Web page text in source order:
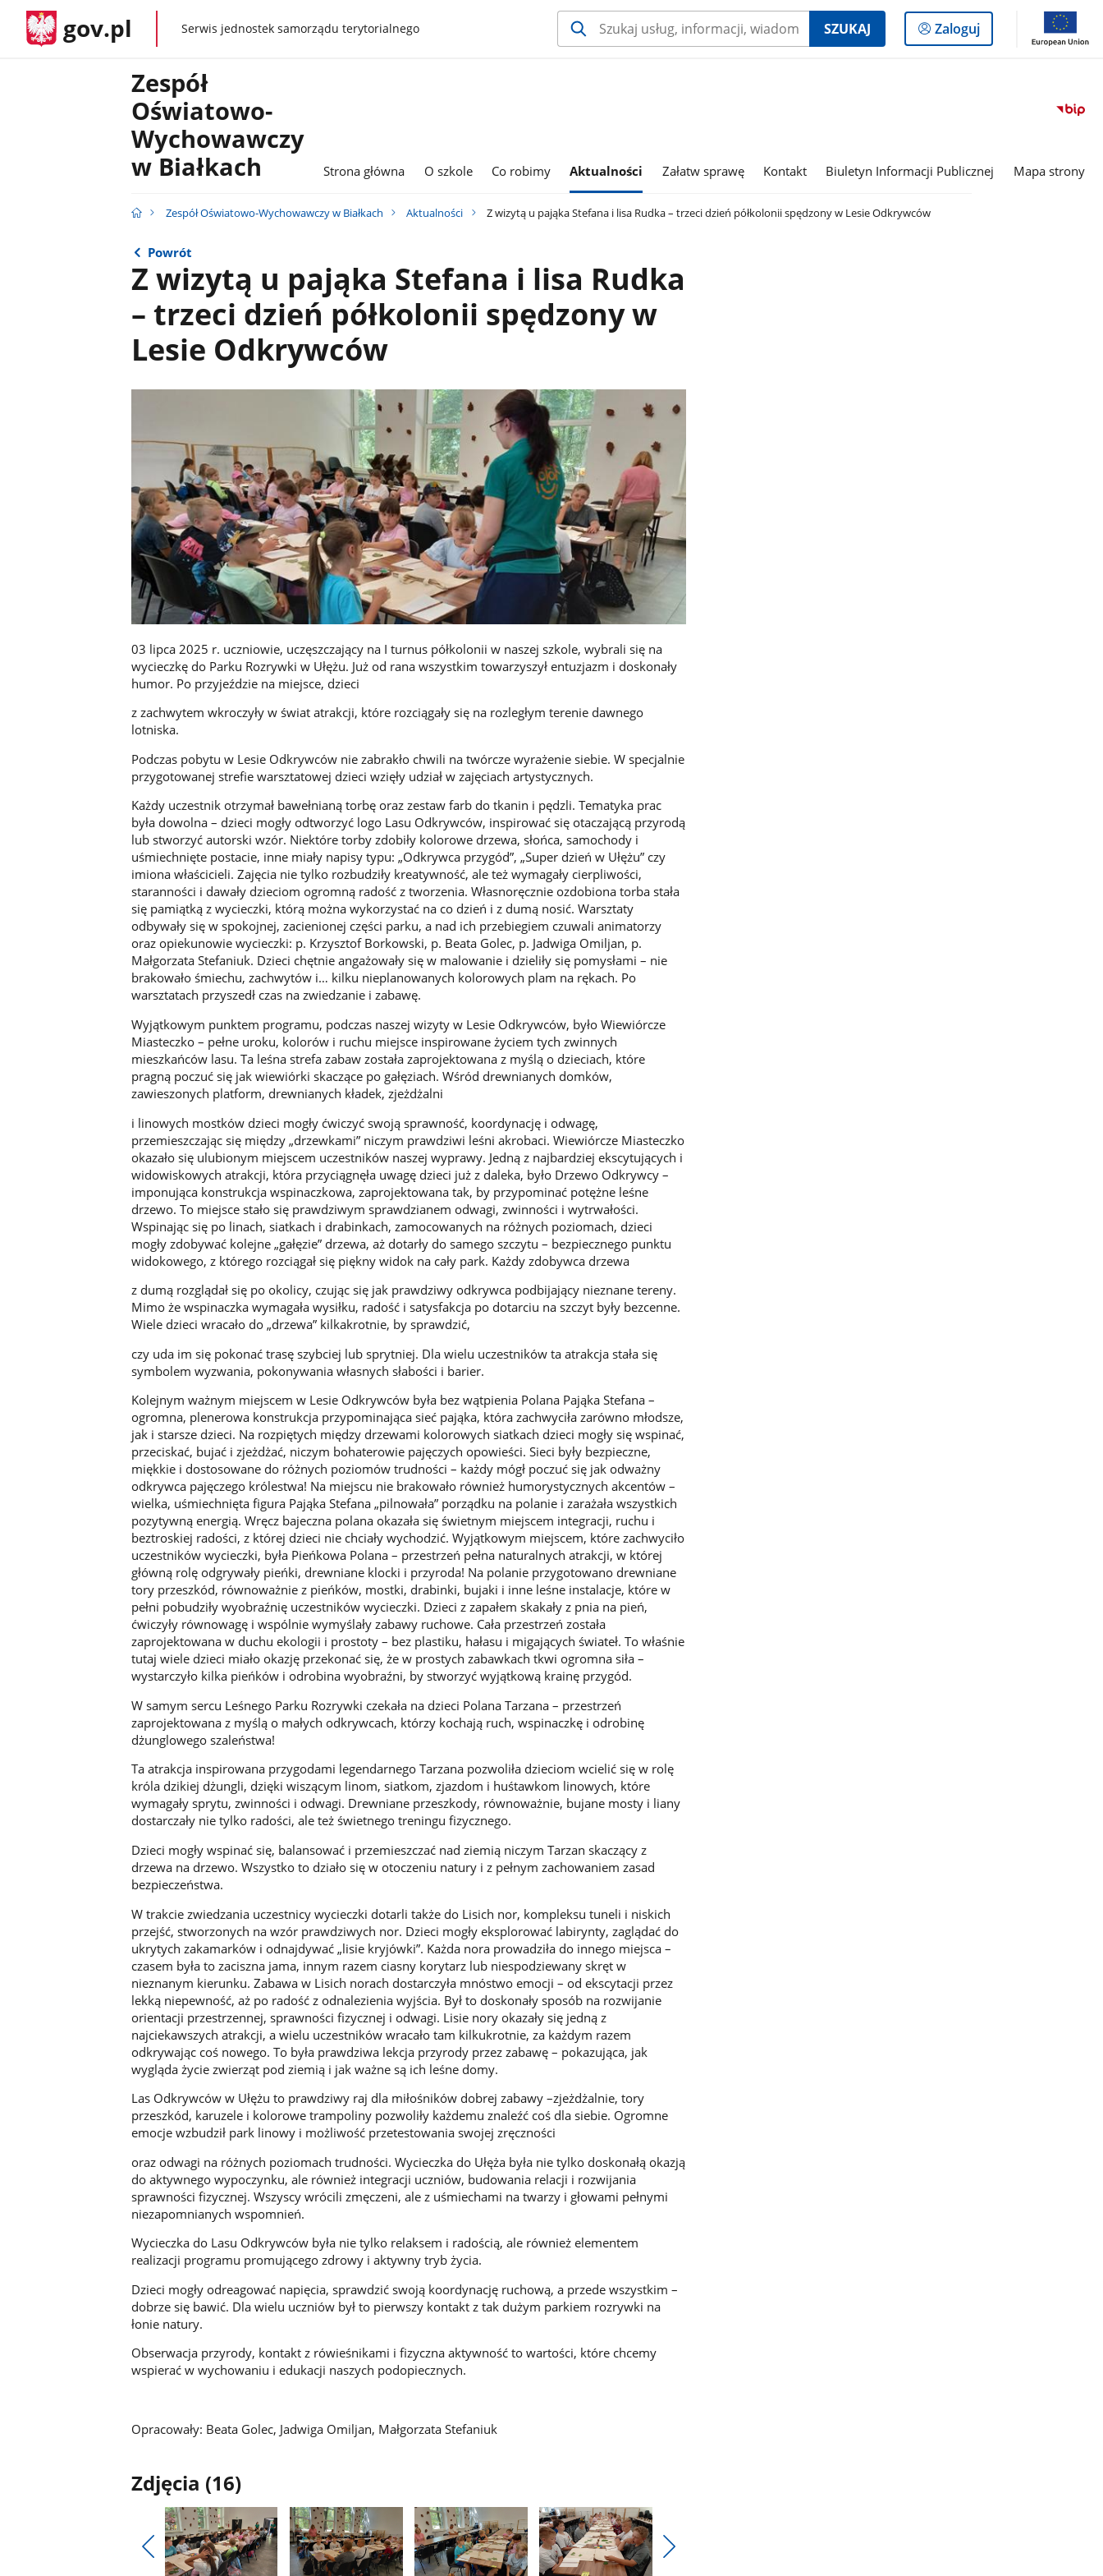
gov.pl gov.plSerwis jednostek samorządu terytorialnego SZUKAJ
Logowanie
do
Zaloguj
Przejdź
Zespół
Oświatowo-
Wychowawczy
w Białkach
Strona główna O szkole Co robimy Aktualności Załatw sprawę Kontakt Biuletyn Informacji Publicznej Mapa strony
Zespół Oświatowo-Wychowawczy w Białkach Aktualności Z wizytą u pająka Stefana i lisa Rudka – trzeci dzień półkolonii spędzony w Lesie Odkrywców
Powrót
Z wizytą u pająka Stefana i lisa Rudka
– trzeci dzień półkolonii spędzony w
Lesie Odkrywców
03 lipca 2025 r. uczniowie, uczęszczający na I turnus półkolonii w naszej szkole, wybrali się na
wycieczkę do Parku Rozrywki w Ułężu. Już od rana wszystkim towarzyszył entuzjazm i doskonały
humor. Po przyjeździe na miejsce, dzieci
z zachwytem wkroczyły w świat atrakcji, które rozciągały się na rozległym terenie dawnego
lotniska.
Podczas pobytu w Lesie Odkrywców nie zabrakło chwili na twórcze wyrażenie siebie. W specjalnie
przygotowanej strefie warsztatowej dzieci wzięły udział w zajęciach artystycznych.
Każdy uczestnik otrzymał bawełnianą torbę oraz zestaw farb do tkanin i pędzli. Tematyka prac
była dowolna – dzieci mogły odtworzyć logo Lasu Odkrywców, inspirować się otaczającą przyrodą
lub stworzyć autorski wzór. Niektóre torby zdobiły kolorowe drzewa, słońca, samochody i
uśmiechnięte postacie, inne miały napisy typu: „Odkrywca przygód”, „Super dzień w Ułężu” czy
imiona właścicieli. Zajęcia nie tylko rozbudziły kreatywność, ale też wymagały cierpliwości,
staranności i dawały dzieciom ogromną radość z tworzenia. Własnoręcznie ozdobiona torba stała
się pamiątką z wycieczki, którą można wykorzystać na co dzień i z dumą nosić. Warsztaty
odbywały się w spokojnej, zacienionej części parku, a nad ich przebiegiem czuwali animatorzy
oraz opiekunowie wycieczki: p. Krzysztof Borkowski, p. Beata Golec, p. Jadwiga Omiljan, p.
Małgorzata Stefaniuk. Dzieci chętnie angażowały się w malowanie i dzieliły się pomysłami – nie
brakowało śmiechu, zachwytów i… kilku nieplanowanych kolorowych plam na rękach. Po
warsztatach przyszedł czas na zwiedzanie i zabawę.
Wyjątkowym punktem programu, podczas naszej wizyty w Lesie Odkrywców, było Wiewiórcze
Miasteczko – pełne uroku, kolorów i ruchu miejsce inspirowane życiem tych zwinnych
mieszkańców lasu. Ta leśna strefa zabaw została zaprojektowana z myślą o dzieciach, które
pragną poczuć się jak wiewiórki skaczące po gałęziach. Wśród drewnianych domków,
zawieszonych platform, drewnianych kładek, zjeżdżalni
i linowych mostków dzieci mogły ćwiczyć swoją sprawność, koordynację i odwagę,
przemieszczając się między „drzewkami” niczym prawdziwi leśni akrobaci. Wiewiórcze Miasteczko
okazało się ulubionym miejscem uczestników naszej wyprawy. Jedną z najbardziej ekscytujących i
widowiskowych atrakcji, która przyciągnęła uwagę dzieci już z daleka, było Drzewo Odkrywcy –
imponująca konstrukcja wspinaczkowa, zaprojektowana tak, by przypominać potężne leśne
drzewo. To miejsce stało się prawdziwym sprawdzianem odwagi, zwinności i wytrwałości.
Wspinając się po linach, siatkach i drabinkach, zamocowanych na różnych poziomach, dzieci
mogły zdobywać kolejne „gałęzie” drzewa, aż dotarły do samego szczytu – bezpiecznego punktu
widokowego, z którego rozciągał się piękny widok na cały park. Każdy zdobywca drzewa
z dumą rozglądał się po okolicy, czując się jak prawdziwy odkrywca podbijający nieznane tereny.
Mimo że wspinaczka wymagała wysiłku, radość i satysfakcja po dotarciu na szczyt były bezcenne.
Wiele dzieci wracało do „drzewa” kilkakrotnie, by sprawdzić,
czy uda im się pokonać trasę szybciej lub sprytniej. Dla wielu uczestników ta atrakcja stała się
symbolem wyzwania, pokonywania własnych słabości i barier.
Kolejnym ważnym miejscem w Lesie Odkrywców była bez wątpienia Polana Pająka Stefana –
ogromna, plenerowa konstrukcja przypominająca sieć pająka, która zachwyciła zarówno młodsze,
jak i starsze dzieci. Na rozpiętych między drzewami kolorowych siatkach dzieci mogły się wspinać,
przeciskać, bujać i zjeżdżać, niczym bohaterowie pajęczych opowieści. Sieci były bezpieczne,
miękkie i dostosowane do różnych poziomów trudności – każdy mógł poczuć się jak odważny
odkrywca pajęczego królestwa! Na miejscu nie brakowało również humorystycznych akcentów –
wielka, uśmiechnięta figura Pająka Stefana „pilnowała” porządku na polanie i zarażała wszystkich
pozytywną energią. Wręcz bajeczna polana okazała się świetnym miejscem integracji, ruchu i
beztroskiej radości, z której dzieci nie chciały wychodzić. Wyjątkowym miejscem, które zachwyciło
uczestników wycieczki, była Pieńkowa Polana – przestrzeń pełna naturalnych atrakcji, w której
główną rolę odgrywały pieńki, drewniane klocki i przyroda! Na polanie przygotowano drewniane
tory przeszkód, równoważnie z pieńków, mostki, drabinki, bujaki i inne leśne instalacje, które w
pełni pobudziły wyobraźnię uczestników wycieczki. Dzieci z zapałem skakały z pnia na pień,
ćwiczyły równowagę i wspólnie wymyślały zabawy ruchowe. Cała przestrzeń została
zaprojektowana w duchu ekologii i prostoty – bez plastiku, hałasu i migających świateł. To właśnie
tutaj wiele dzieci miało okazję przekonać się, że w prostych zabawkach tkwi ogromna siła –
wystarczyło kilka pieńków i odrobina wyobraźni, by stworzyć wyjątkową krainę przygód.
W samym sercu Leśnego Parku Rozrywki czekała na dzieci Polana Tarzana – przestrzeń
zaprojektowana z myślą o małych odkrywcach, którzy kochają ruch, wspinaczkę i odrobinę
dżunglowego szaleństwa!
Ta atrakcja inspirowana przygodami legendarnego Tarzana pozwoliła dzieciom wcielić się w rolę
króla dzikiej dżungli, dzięki wiszącym linom, siatkom, zjazdom i huśtawkom linowych, które
wymagały sprytu, zwinności i odwagi. Drewniane przeszkody, równoważnie, bujane mosty i liany
dostarczały nie tylko radości, ale też świetnego treningu fizycznego.
Dzieci mogły wspinać się, balansować i przemieszczać nad ziemią niczym Tarzan skaczący z
drzewa na drzewo. Wszystko to działo się w otoczeniu natury i z pełnym zachowaniem zasad
bezpieczeństwa.
W trakcie zwiedzania uczestnicy wycieczki dotarli także do Lisich nor, kompleksu tuneli i niskich
przejść, stworzonych na wzór prawdziwych nor. Dzieci mogły eksplorować labirynty, zaglądać do
ukrytych zakamarków i odnajdywać „lisie kryjówki”. Każda nora prowadziła do innego miejsca –
czasem była to zaciszna jama, innym razem ciasny korytarz lub niespodziewany skręt w
nieznanym kierunku. Zabawa w Lisich norach dostarczyła mnóstwo emocji – od ekscytacji przez
lekką niepewność, aż po radość z odnalezienia wyjścia. Był to doskonały sposób na rozwijanie
orientacji przestrzennej, sprawności fizycznej i odwagi. Lisie nory okazały się jedną z
najciekawszych atrakcji, a wielu uczestników wracało tam kilkukrotnie, za każdym razem
odkrywając coś nowego. To była prawdziwa lekcja przyrody przez zabawę – pokazująca, jak
wygląda życie zwierząt pod ziemią i jak ważne są ich leśne domy.
Las Odkrywców w Ułężu to prawdziwy raj dla miłośników dobrej zabawy –zjeżdżalnie, tory
przeszkód, karuzele i kolorowe trampoliny pozwoliły każdemu znaleźć coś dla siebie. Ogromne
emocje wzbudził park linowy i możliwość przetestowania swojej zręczności
oraz odwagi na różnych poziomach trudności. Wycieczka do Ułęża była nie tylko doskonałą okazją
do aktywnego wypoczynku, ale również integracji uczniów, budowania relacji i rozwijania
sprawności fizycznej. Wszyscy wrócili zmęczeni, ale z uśmiechami na twarzy i głowami pełnymi
niezapomnianych wspomnień.
Wycieczka do Lasu Odkrywców była nie tylko relaksem i radością, ale również elementem
realizacji programu promującego zdrowy i aktywny tryb życia.
Dzieci mogły odreagować napięcia, sprawdzić swoją koordynację ruchową, a przede wszystkim –
dobrze się bawić. Dla wielu uczniów był to pierwszy kontakt z tak dużym parkiem rozrywki na
łonie natury.
Obserwacja przyrody, kontakt z rówieśnikami i fizyczna aktywność to wartości, które chcemy
wspierać w wychowaniu i edukacji naszych podopiecznych.
Opracowały: Beata Golec, Jadwiga Omiljan, Małgorzata Stefaniuk
Zdjęcia (16)
Pokaż